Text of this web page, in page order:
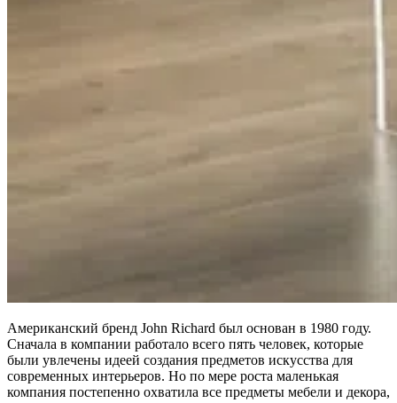
Американский бренд John Richard был основан в 1980 году.
Сначала в компании работало всего пять человек, которые
были увлечены идеей создания предметов искусства для
современных интерьеров. Но по мере роста маленькая
компания постепенно охватила все предметы мебели и декора,